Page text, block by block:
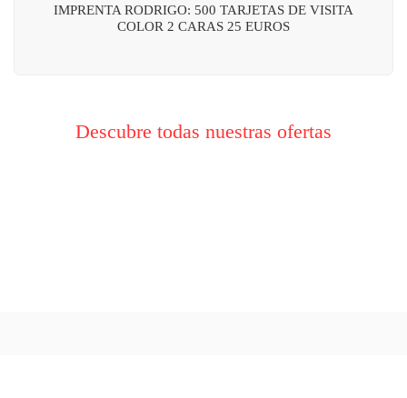
IMPRENTA RODRIGO: 500 TARJETAS DE VISITA
COLOR 2 CARAS 25 EUROS
Descubre todas nuestras ofertas